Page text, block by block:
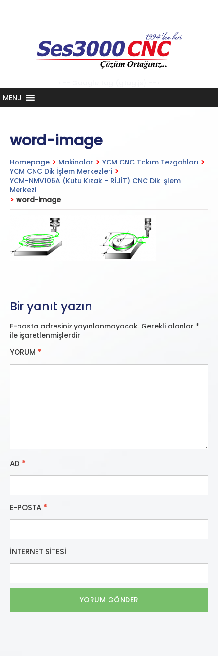
content
MENU
word-image
Homepage > Makinalar > YCM CNC Takım Tezgahları >
YCM CNC Dik İşlem Merkezleri >
YCM-NMV106A (Kutu Kızak – RİJİT) CNC Dik İşlem
Merkezi
> word-image
Bir yanıt yazın
E-posta adresiniz yayınlanmayacak. Gerekli alanlar *
ile işaretlenmişlerdir
YORUM *
AD *
E-POSTA *
İNTERNET SITESI